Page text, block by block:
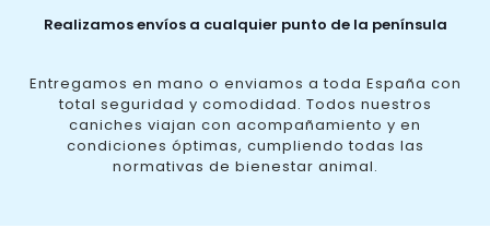
Realizamos envíos a cualquier punto de la península
Entregamos en mano o enviamos a toda España con
total seguridad y comodidad. Todos nuestros
caniches viajan con acompañamiento y en
condiciones óptimas, cumpliendo todas las
normativas de bienestar animal.